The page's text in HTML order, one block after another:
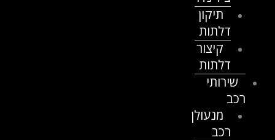
תיקון
דלתות
קיצור
דלתות
שירותי
מנעולן